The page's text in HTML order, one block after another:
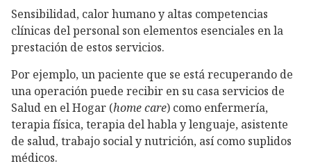
Sensibilidad, calor humano y altas competencias
clínicas del personal son elementos esenciales en la
prestación de estos servicios.
Por ejemplo, un paciente que se está recuperando de
una operación puede recibir en su casa servicios de
Salud en el Hogar (home care) como enfermería,
terapia física, terapia del habla y lenguaje, asistente
de salud, trabajo social y nutrición, así como suplidos
médicos.